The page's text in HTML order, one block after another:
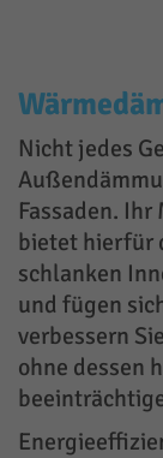
Nicht jedes
Fassaden.
bietet hierfür
schlanken
und fügen
verbessern
ohne dessen